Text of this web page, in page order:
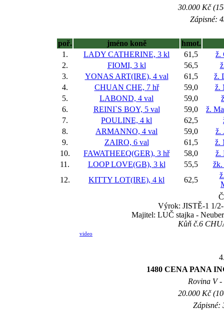
30.000 Kč
Zápisné:
poř. jméno koně
hmot.
1.
LADY CATHERINE, 3 kl 61,5
ž.
2.
FIOMI, 3 kl 56,5
3.
YONAS ART(IRE), 4 val 61,5
ž.
4.
CHUAN CHE, 7 hř 59,0
ž.
5.
LABOND, 4 val 59,0
6.
REINI`S BOY, 5 val 59,0
ž.
7.
POULINE, 4 kl 62,5
8.
ARMANNO, 4 val 59,0
ž.
9.
ZAIRO, 6 val 61,5
ž.
10.
FAWATHEEQ(GER), 3 hř 58,0
ž.
11.
LOOP LOVE(GB), 3 kl 55,5
žk.
12.
KITTY LOT(IRE), 4 kl 62,5
Výrok: JISTĚ-1 1/
Majitel: LUČ stajka -
Kůň č.6
video
1480 CENA PANA
Rovina V
20.000 Kč
Zápisné: